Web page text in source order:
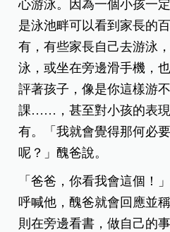
心游泳。因為一個小孩一
是泳池畔可以看到家長的
有，有些家長自己去游泳
泳，或坐在旁邊滑手機，
評著孩子，像是你這樣游
課……，甚至對小孩的表
有。「我就會覺得那何必
呢？」醜爸說。
「爸爸，你看我會這個！
呼喊他，醜爸就會回應並
則在旁邊看書，做自己的